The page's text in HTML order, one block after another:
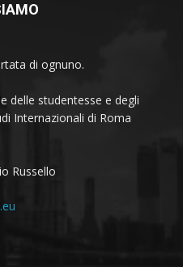
di ognuno.
delle studentesse e degli
Internazionali di Roma
Russello